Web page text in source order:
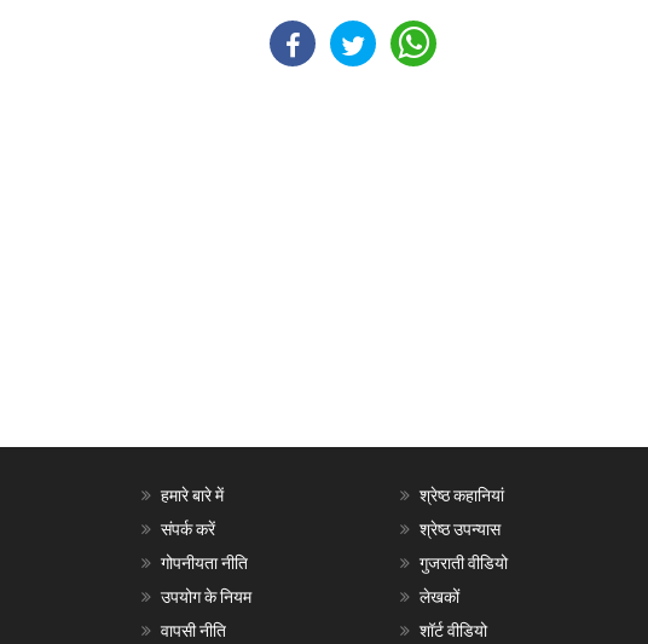
हमारे बारे में
संपर्क करें
गोपनीयता नीति
उपयोग के नियम
वापसी नीति
श्रेष्ठ कहानियां
श्रेष्ठ उपन्यास
गुजराती वीडियो
लेखकों
शॉर्ट वीडियो